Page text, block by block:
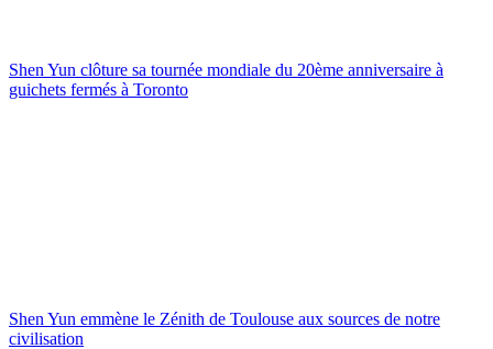
Shen Yun clôture sa tournée mondiale du 20ème anniversaire à
guichets fermés à Toronto
Shen Yun emmène le Zénith de Toulouse aux sources de notre
civilisation